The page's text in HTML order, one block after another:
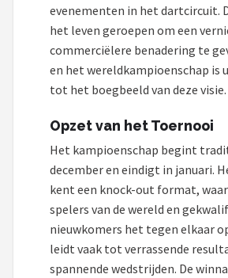
Dart
ABC Darts
KOTO
Unicorn
Red Dragon
evenementen in het dartcircuit.
het leven geroepen om een
commerciëlere benadering te
en het wereldkampioenschap is
tot het boegbeeld van deze visie.
Opzet van het Toernooi
Het kampioenschap begint
december en eindigt in januari.
kent een knock-out format,
spelers van de wereld en
nieuwkomers het tegen elkaar
leidt vaak tot verrassende
spannende wedstrijden. De